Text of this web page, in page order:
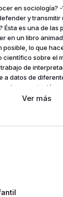
en sociología?
y
Ésta es una de las
en un libro
posible, lo que
sobre el
de
a datos de
documentación
aborda